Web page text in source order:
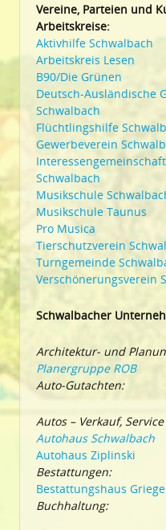
Vereine, Parteien und
Arbeitskreise:
Aktivhilfe Schwalbach
Arbeitskreis Lesen
B90/Die Grünen
Deutsch-Ausländische
Schwalbach
Flüchtlingshilfe
Gewerbeverein
Schwalbach
Musikschule
Musikschule Taunus
Pro Musica
Tierschutzverein
Turngemeinde
Verschönerungsverein
Schwalbacher
Architektur- und
Planergruppe ROB
Auto-Gutachten:
Autos – Verkauf,
Autohaus Schwalbach
Autohaus Ziplinski
Bestattungen:
Bestattungshaus
Buchhaltung: